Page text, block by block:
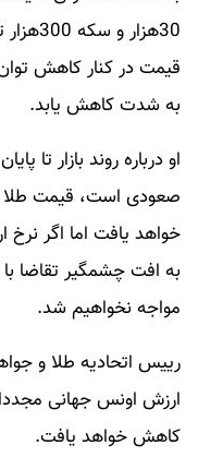
قیمت در کنار کاهش
به شدت کاهش یابد.
او درباره روند بازار تا
صعودی است، قیمت طلا
خواهد یافت اما اگر نرخ
به افت چشمگیر تقاضا
مواجه نخواهیم شد.
رییس اتحادیه طلا و
ارزش اونس جهانی
کاهش خواهد یافت.